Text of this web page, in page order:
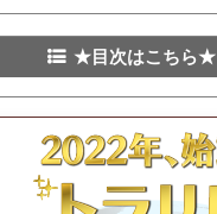
★目次はこちら★